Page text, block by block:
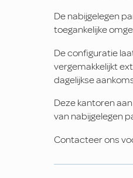
De nabijgelegen
toegankelijke
De configuratie
vergemakkelijkt
dagelijkse
Deze kantoren
van nabijgelegen
Contacteer ons